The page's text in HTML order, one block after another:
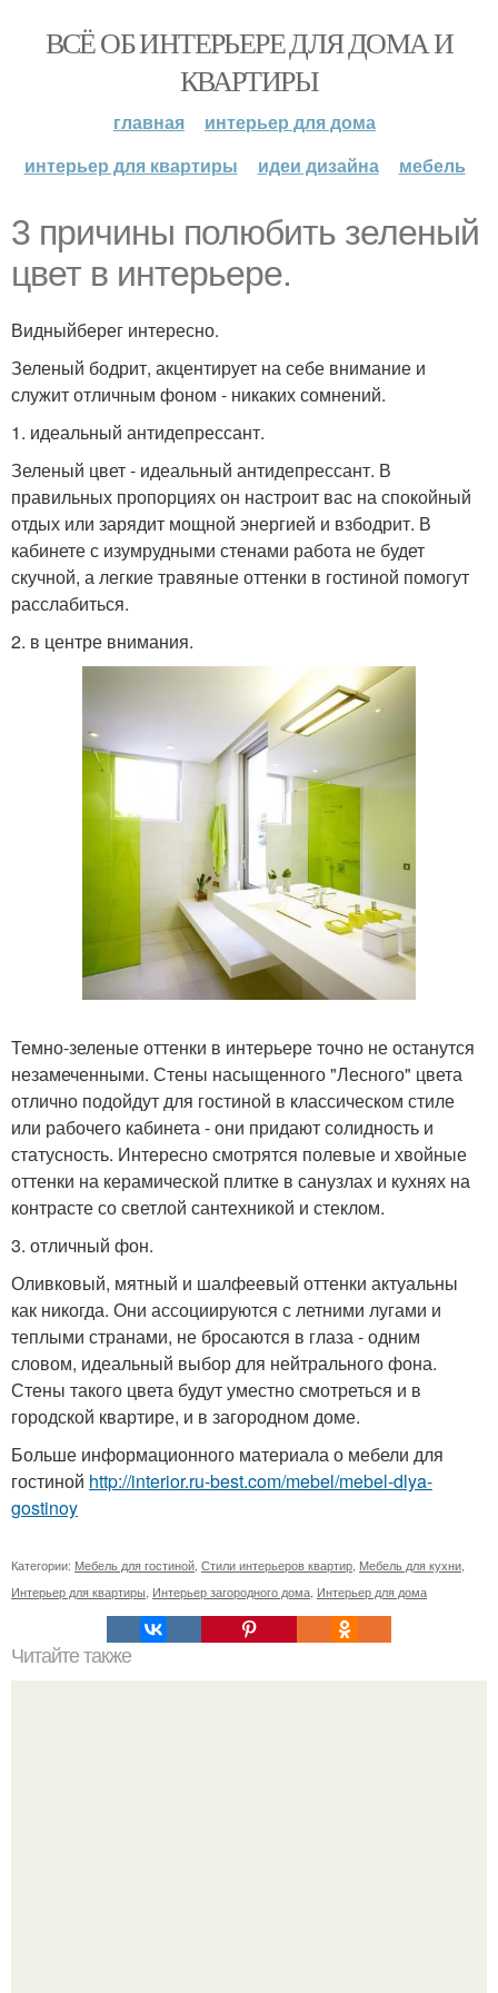
ВСЁ ОБ ИНТЕРЬЕРЕ ДЛЯ ДОМА И
КВАРТИРЫ
главная
интерьер для дома
интерьер для квартиры
идеи дизайна мебель
3 причины полюбить зеленый
цвет в интерьере.
Видныйберег интересно.
Зеленый бодрит, акцентирует на себе внимание и
служит отличным фоном - никаких сомнений.
1. идеальный антидепрессант.
Зеленый цвет - идеальный антидепрессант. В
правильных пропорциях он настроит вас на спокойный
отдых или зарядит мощной энергией и взбодрит. В
кабинете с изумрудными стенами работа не будет
скучной, а легкие травяные оттенки в гостиной помогут
расслабиться.
2. в центре внимания.
Темно-зеленые оттенки в интерьере точно не останутся
незамеченными. Стены насыщенного "Лесного" цвета
отлично подойдут для гостиной в классическом стиле
или рабочего кабинета - они придают солидность и
статусность. Интересно смотрятся полевые и хвойные
оттенки на керамической плитке в санузлах и кухнях на
контрасте со светлой сантехникой и стеклом.
3. отличный фон.
Оливковый, мятный и шалфеевый оттенки актуальны
как никогда. Они ассоциируются с летними лугами и
теплыми странами, не бросаются в глаза - одним
словом, идеальный выбор для нейтрального фона.
Стены такого цвета будут уместно смотреться и в
городской квартире, и в загородном доме.
Больше информационного материала о мебели для
гостиной http://interior.ru-best.com/mebel/mebel-dlya-
gostinoy
Категории: Мебель для гостиной Стили интерьеров квартир Мебель для кухни
Интерьер для квартиры Интерьер загородного дома Интерьер для дома
Читайте также